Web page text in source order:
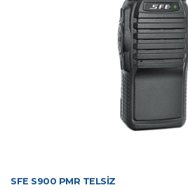
SFE S900 PMR TELSİZ